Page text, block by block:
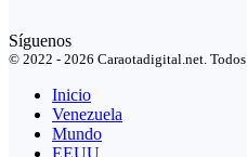
Síguenos
© 2022 - 2026 Caraotadigital.net. Todos
Inicio
Venezuela
Mundo
EEUU